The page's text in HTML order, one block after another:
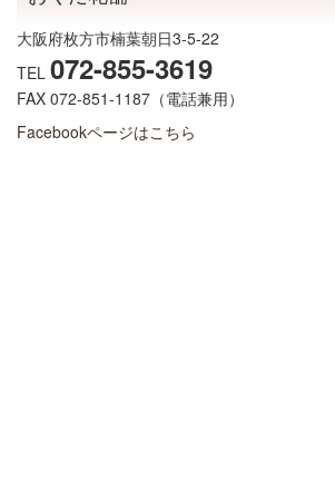
大阪府枚方市楠葉朝日3-5-22
TEL 072-855-3619
FAX 072-851-1187（電話兼用）
Facebookページはこちら